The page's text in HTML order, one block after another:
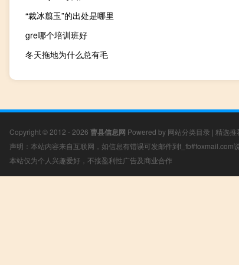
“裁冰翦玉”的出处是哪里
gre哪个培训班好
冬天拖地为什么总有毛
Copyright © 2012 - 2026 曹县信息网 Powered by 网站分类目录 | 精选推
声明：本站内容来自互联网，如信息有错误可发邮件到f_fb#foxmail.com
本站仅为个人兴趣爱好，不接盈利性广告及商业合作